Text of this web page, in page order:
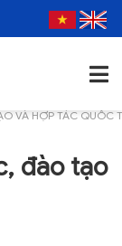
VÀ HỢP TÁC QUỐC
đào tạo